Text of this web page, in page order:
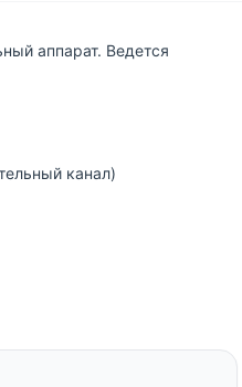
аппарат. Ведется
канал)